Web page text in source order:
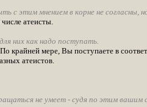
этим мнением в корне не согласны,
атеисты.
них как надо поступать.
крайней мере, Вы поступаете в
атеистов.
не умеет - судя по этим